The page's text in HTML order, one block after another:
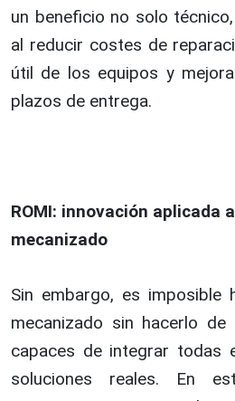
un beneficio no solo
al reducir costes de
útil de los equipos y
plazos de entrega.
ROMI: innovación aplicada
mecanizado
Sin embargo, es imposible
mecanizado sin hacerlo de
capaces de integrar todas
soluciones reales. En